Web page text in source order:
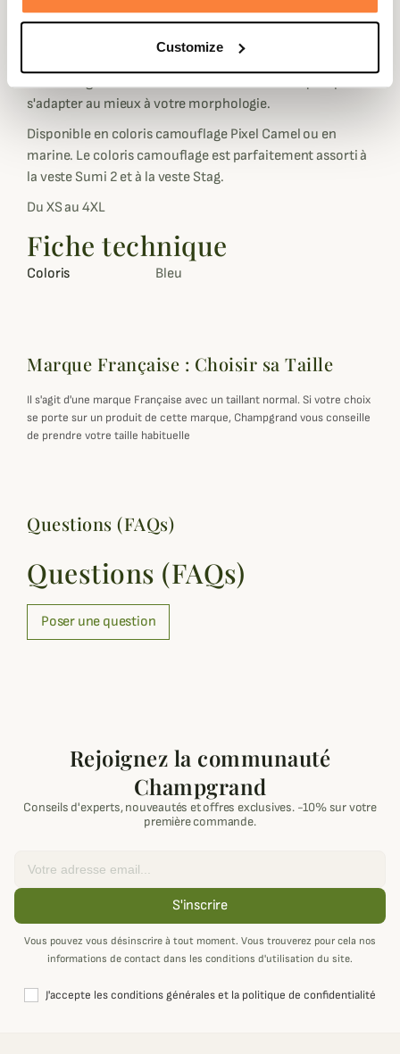
Customize
papiers et portable.
Stagunt à penser à tout en appliquant un traitement
Le bas du gilet et les emmanchures sont élastiques pour
s'adapter au mieux à votre morphologie.
Disponible en coloris camouflage Pixel Camel ou en
marine. Le coloris camouflage est parfaitement assorti à
la veste Sumi 2 et à la veste Stag.
Du XS au 4XL
Fiche technique
Coloris Bleu
Marque Française : Choisir sa Taille
Il s'agit d'une marque Française avec un taillant normal. Si votre choix
se porte sur un produit de cette marque, Champgrand vous conseille
de prendre votre taille habituelle
Questions (FAQs)
Questions (FAQs)
Poser une question
Rejoignez la communauté
Champgrand
Conseils d'experts, nouveautés et offres exclusives. -10% sur votre
première commande.
S'inscrire
Vous pouvez vous désinscrire à tout moment. Vous trouverez pour cela nos
informations de contact dans les conditions d'utilisation du site.
J'accepte les conditions générales et la politique de confidentialité